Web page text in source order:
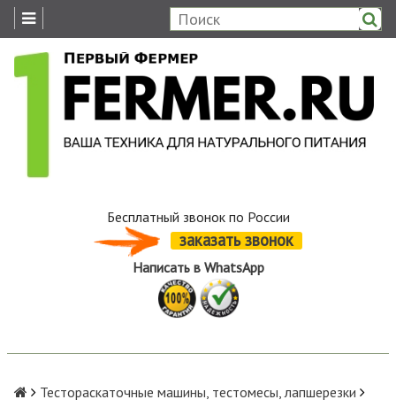
Бесплатный звонок по России
заказать звонок
Написать в WhatsApp
Тестораскаточные машины, тестомесы, лапшерезки